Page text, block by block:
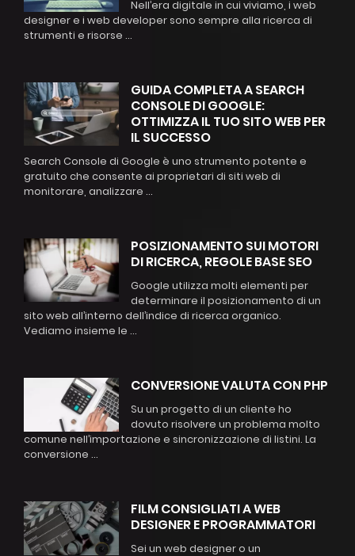
Nell’era digitale in cui viviamo, i web
designer e i web developer sono sempre alla ricerca di
strumenti e risorse ...
GUIDA COMPLETA A SEARCH
CONSOLE DI GOOGLE:
OTTIMIZZA IL TUO SITO WEB PER
IL SUCCESSO
Search Console di Google è uno strumento potente e
gratuito che consente ai proprietari di siti web di
monitorare, analizzare ...
POSIZIONAMENTO SUI MOTORI
DI RICERCA, REGOLE BASE SEO
Google utilizza molti elementi per
determinare il posizionamento di un
sito web all’interno dell’indice di ricerca organico.
Vediamo insieme le ...
CONVERSIONE VALUTA CON PHP
Su un progetto di un cliente ho
dovuto risolvere un problema molto
comune nell’importazione e sincronizzazione di listini. La
conversione ...
FILM CONSIGLIATI A WEB
DESIGNER E PROGRAMMATORI
Sei un web designer o un